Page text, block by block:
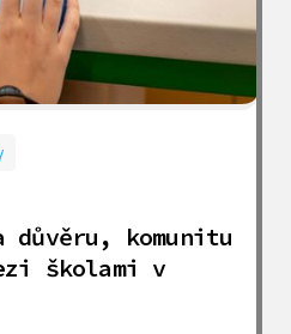
důvěru, komunitu
školami v